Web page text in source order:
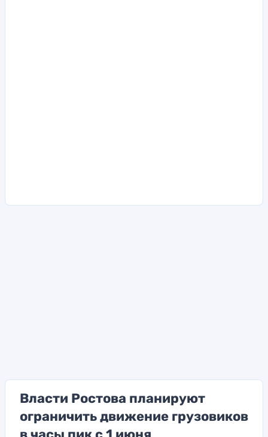
Власти Ростова планируют
ограничить движение грузовиков